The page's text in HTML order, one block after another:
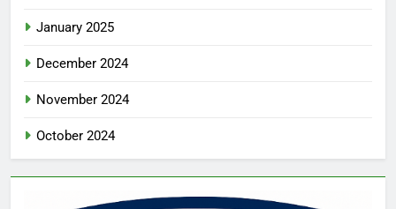
January 2025
December 2024
November 2024
October 2024